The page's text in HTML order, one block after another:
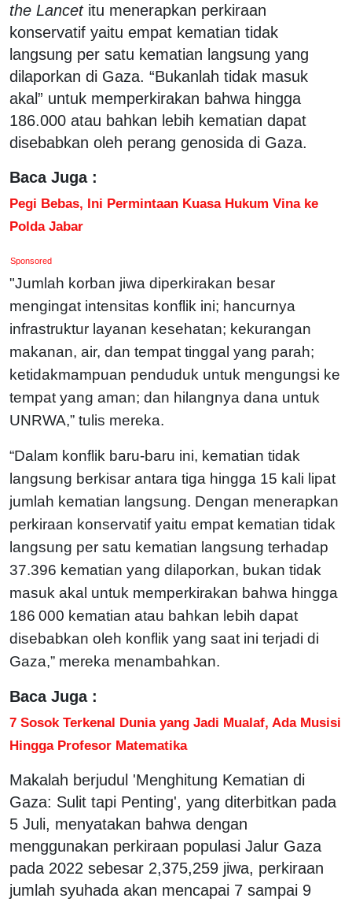
the Lancetitu menerapkan perkiraan
konservatif yaitu empat kematian tidak
langsung per satu kematian langsung yang
dilaporkan di Gaza. “Bukanlah tidak masuk
akal” untuk memperkirakan bahwa hingga
186.000 atau bahkan lebih kematian dapat
disebabkan oleh perang genosida di Gaza.
Baca Juga :
Pegi Bebas, Ini Permintaan Kuasa Hukum Vina ke
Polda Jabar
Sponsored
"Jumlah korban jiwa diperkirakan besar
mengingat intensitas konflik ini; hancurnya
infrastruktur layanan kesehatan; kekurangan
makanan, air, dan tempat tinggal yang parah;
ketidakmampuan penduduk untuk mengungsi ke
tempat yang aman; dan hilangnya dana untuk
UNRWA,” tulis mereka.
“Dalam konflik baru-baru ini, kematian tidak
langsung berkisar antara tiga hingga 15 kali lipat
jumlah kematian langsung. Dengan menerapkan
perkiraan konservatif yaitu empat kematian tidak
langsung per satu kematian langsung terhadap
37.396 kematian yang dilaporkan, bukan tidak
masuk akal untuk memperkirakan bahwa hingga
186 000 kematian atau bahkan lebih dapat
disebabkan oleh konflik yang saat ini terjadi di
Gaza,” mereka menambahkan.
Baca Juga :
7 Sosok Terkenal Dunia yang Jadi Mualaf, Ada Musisi
Hingga Profesor Matematika
Makalah berjudul 'Menghitung Kematian di
Gaza: Sulit tapi Penting', yang diterbitkan pada
5 Juli, menyatakan bahwa dengan
menggunakan perkiraan populasi Jalur Gaza
pada 2022 sebesar 2,375,259 jiwa, perkiraan
jumlah syuhada akan mencapai 7 sampai 9